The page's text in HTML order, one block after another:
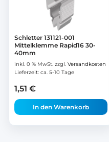
Schletter 131121-001
Mittelklemme Rapid16 30-
40mm
inkl. 0 % MwSt. zzgl. Versandkosten
Lieferzeit: ca. 5-10 Tage
1,51 €
In den Warenkorb